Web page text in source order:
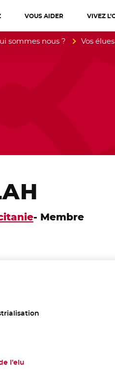
VOUS AIDER VIVEZ
sommes nous ? Vos
- Membre
l’elu